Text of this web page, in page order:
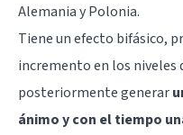
Alemania y Polonia.
Tiene un efecto bifásico,
incremento en los niveles
posteriormente generar
ánimo y con el tiempo